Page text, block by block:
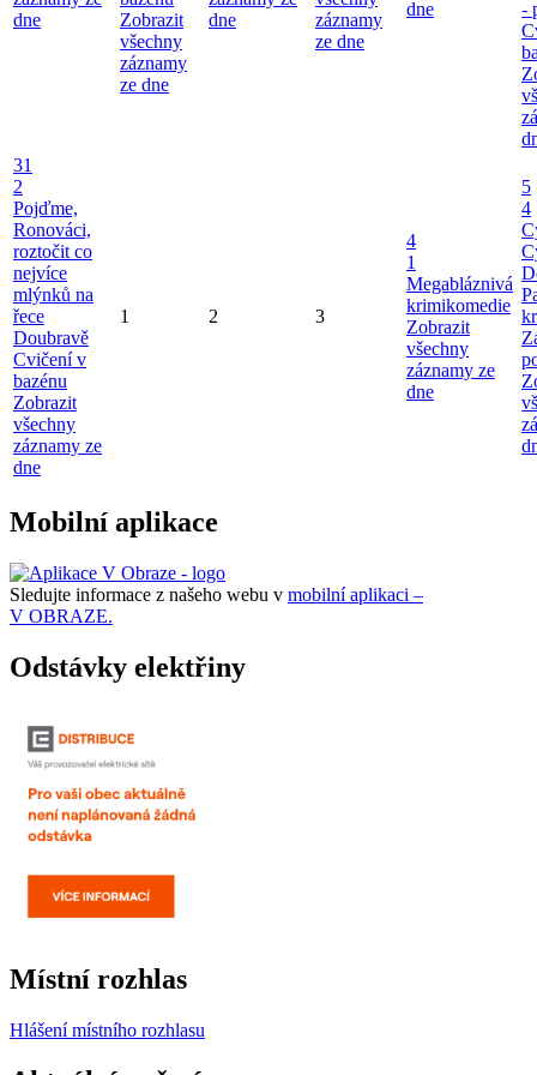
dne
Zobrazit
všechny
záznamy
ze dne
dne
záznamy
ze dne
dne
-
31
2
Pojďme,
Ronováci,
roztočit co
nejvíce
mlýnků na
řece
Doubravě
Cvičení v
bazénu
Zobrazit
všechny
záznamy ze
dne
1 2 3
4
1
Megabláznivá
krimikomedie
Zobrazit
všechny
záznamy ze
dne
5
4
Mobilní aplikace
Sledujte informace z našeho webu v mobilní aplikaci –
V OBRAZE.
Odstávky elektřiny
Místní rozhlas
Hlášení místního rozhlasu